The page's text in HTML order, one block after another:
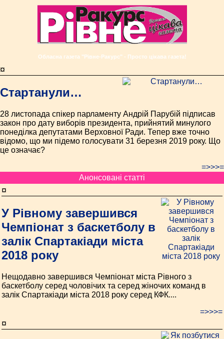
Обласна газета "Рівне-Ракурс" - Просто цікава газета!
¤
Стартанули…
28 листопада спікер парламенту Андрій Парубій підписав
закон про дату виборів президента, прийнятий минулого
понеділка депутатами Верховної Ради. Тепер вже точно
відомо, що ми підемо голосувати 31 березня 2019 року. Що
це означає?
=>>>=
Анонсовані статті
¤
У Рівному завершився
Чемпіонат з баскетболу в
залік Спартакіади міста
2018 року
Нещодавно завершився Чемпіонат міста Рівного з
баскетболу серед чоловічих та серед жіночих команд в
залік Спартакіади міста 2018 року серед КФК....
=>>>=
¤